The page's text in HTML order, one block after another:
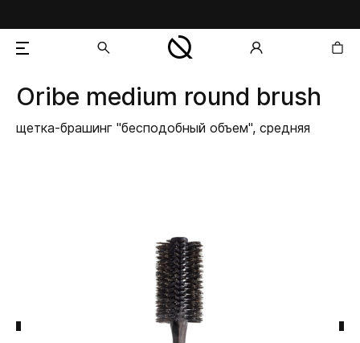
добавлен в корзину
Oribe medium round brush
щетка-брашинг "бесподобный объем", средняя